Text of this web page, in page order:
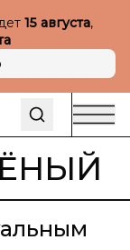
15 августа,